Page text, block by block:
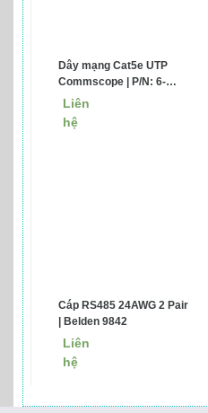
Dây mạng Cat5e UTP
Commscope | P/N: 6-
219590-2
Liên
hệ
Cáp RS485 24AWG 2 Pair
| Belden 9842
Liên
hệ